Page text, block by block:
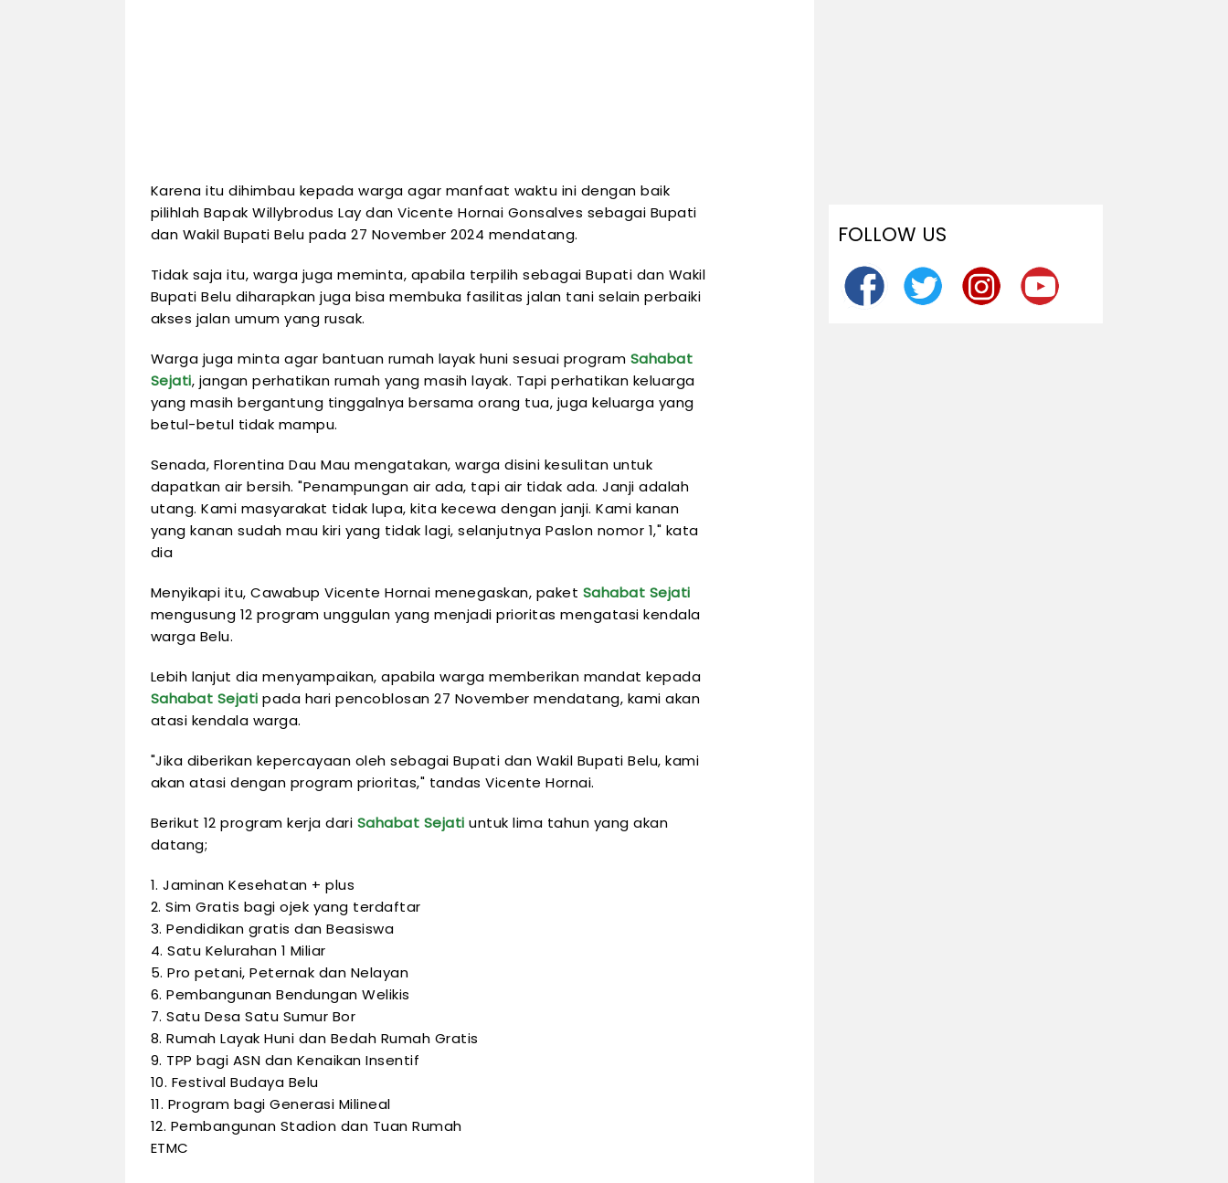
Karena itu dihimbau kepada warga agar manfaat waktu ini dengan baik
pilihlah Bapak Willybrodus Lay dan Vicente Hornai Gonsalves sebagai Bupati
dan Wakil Bupati Belu pada 27 November 2024 mendatang.
Tidak saja itu, warga juga meminta, apabila terpilih sebagai Bupati dan Wakil
Bupati Belu diharapkan juga bisa membuka fasilitas jalan tani selain perbaiki
akses jalan umum yang rusak.
Warga juga minta agar bantuan rumah layak huni sesuai program Sahabat
Sejati, jangan perhatikan rumah yang masih layak. Tapi perhatikan keluarga
yang masih bergantung tinggalnya bersama orang tua, juga keluarga yang
betul-betul tidak mampu.
Senada, Florentina Dau Mau mengatakan, warga disini kesulitan untuk
dapatkan air bersih. "Penampungan air ada, tapi air tidak ada. Janji adalah
utang. Kami masyarakat tidak lupa, kita kecewa dengan janji. Kami kanan
yang kanan sudah mau kiri yang tidak lagi, selanjutnya Paslon nomor 1," kata
dia
Menyikapi itu, Cawabup Vicente Hornai menegaskan, paket Sahabat Sejati
mengusung 12 program unggulan yang menjadi prioritas mengatasi kendala
warga Belu.
Lebih lanjut dia menyampaikan, apabila warga memberikan mandat kepada
Sahabat Sejati pada hari pencoblosan 27 November mendatang, kami akan
atasi kendala warga.
"Jika diberikan kepercayaan oleh sebagai Bupati dan Wakil Bupati Belu, kami
akan atasi dengan program prioritas," tandas Vicente Hornai.
Berikut 12 program kerja dari Sahabat Sejati untuk lima tahun yang akan
datang;
1. Jaminan Kesehatan + plus
2. Sim Gratis bagi ojek yang terdaftar
3. Pendidikan gratis dan Beasiswa
4. Satu Kelurahan 1 Miliar
5. Pro petani, Peternak dan Nelayan
6. Pembangunan Bendungan Welikis
7. Satu Desa Satu Sumur Bor
8. Rumah Layak Huni dan Bedah Rumah Gratis
9. TPP bagi ASN dan Kenaikan Insentif
10. Festival Budaya Belu
11. Program bagi Generasi Milineal
12. Pembangunan Stadion dan Tuan Rumah
ETMC
FOLLOW US